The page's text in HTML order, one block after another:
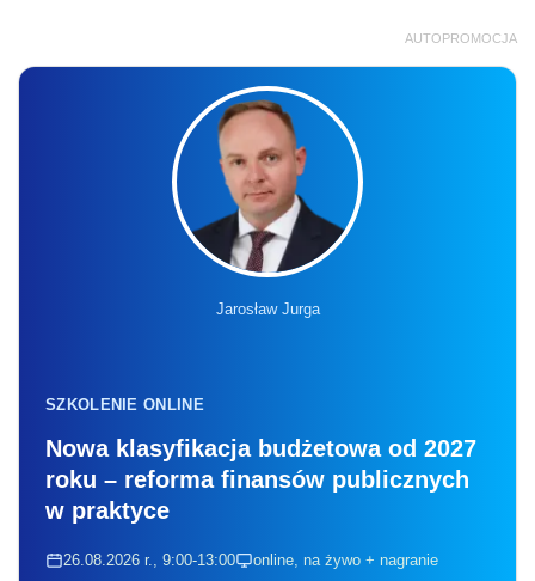
AUTOPROMOCJA
Jarosław Jurga
SZKOLENIE ONLINE
Nowa klasyfikacja budżetowa od 2027
roku – reforma finansów publicznych
w praktyce
26.08.2026 r., 9:00-13:00 online, na żywo + nagranie